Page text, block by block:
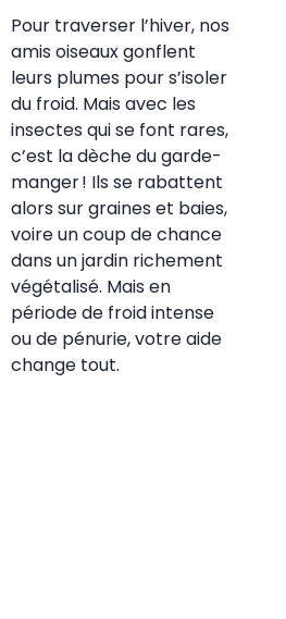
Pour traverser l’hiver, nos
amis oiseaux gonflent
leurs plumes pour s’isoler
du froid. Mais avec les
insectes qui se font rares,
c’est la dèche du garde-
manger ! Ils se rabattent
alors sur graines et baies,
voire un coup de chance
dans un jardin richement
végétalisé. Mais en
période de froid intense
ou de pénurie, votre aide
change tout.